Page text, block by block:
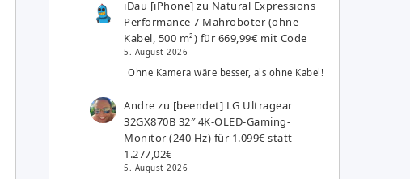
iDau [iPhone] zu Natural Expressions
Performance 7 Mähroboter (ohne
Kabel, 500 m²) für 669,99€ mit Code
5. August 2026
Ohne Kamera wäre besser, als ohne Kabel!
Andre zu [beendet] LG Ultragear
32GX870B 32″ 4K-OLED-Gaming-
Monitor (240 Hz) für 1.099€ statt
1.277,02€
5. August 2026